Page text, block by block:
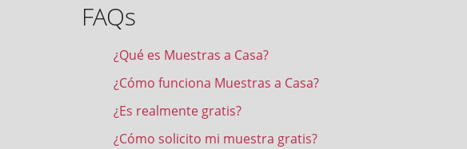
FAQs
¿Qué es Muestras a Casa?
¿Cómo funciona Muestras a Casa?
¿Es realmente gratis?
¿Cómo solicito mi muestra gratis?